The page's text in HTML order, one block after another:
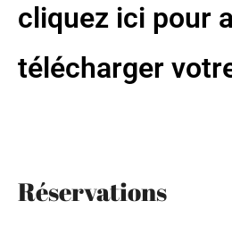
cliquez ici pour
télécharger
Réservations